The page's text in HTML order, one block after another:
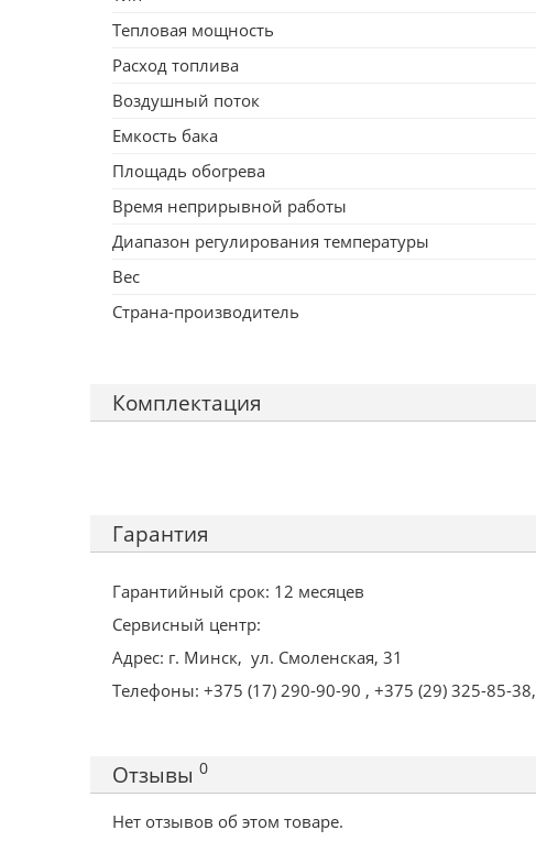
Тепловая мощность
Расход топлива
Воздушный поток
Емкость бака
Площадь обогрева
Время неприрывной работы
Диапазон регулирования температуры
Вес
Страна-производитель
Комплектация
Гарантия
Гарантийный срок: 12 месяцев
Сервисный центр:
Адрес: г. Минск, ул. Смоленская, 31
Телефоны: +375(17) 290-90-90 , +375 (29) 325-85-38,
Отзывы0
Нет отзывов об этом товаре.